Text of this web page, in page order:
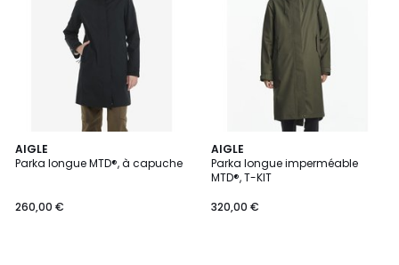
AIGLE
Parka longue MTD®, à capuche
260,00 €
5
/
3
Couleurs
AIGLE
Parka longue imperméable
MTD®, T-KIT
320,00 €
1
/
5
2
Couleurs